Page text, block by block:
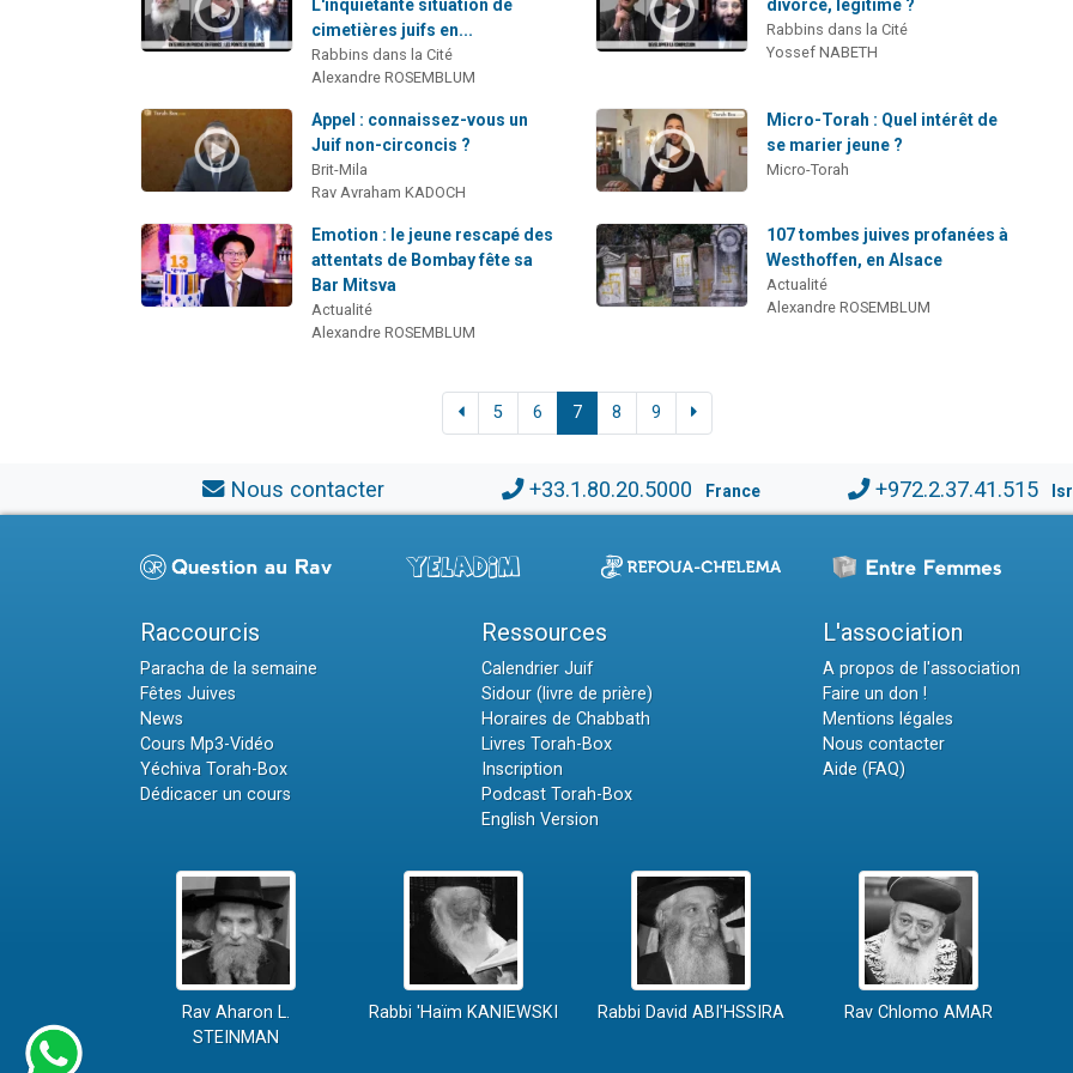
L'inquiétante situation de
cimetières juifs en...
Rabbins dans la Cité
Alexandre ROSEMBLUM
divorce, légitime ?
Rabbins dans la Cité
Yossef NABETH
Appel : connaissez-vous un
Juif non-circoncis ?
Brit-Mila
Rav Avraham KADOCH
Micro-Torah : Quel intérêt de
se marier jeune ?
Micro-Torah
Emotion : le jeune rescapé des
attentats de Bombay fête sa
Bar Mitsva
Actualité
Alexandre ROSEMBLUM
107 tombes juives profanées à
Westhoffen, en Alsace
Actualité
Alexandre ROSEMBLUM
5 6 7 8 9
Nous contacter +33.1.80.20.5000 France +972.2.37.41.515
Raccourcis
Paracha de la semaine
Fêtes Juives
News
Cours Mp3-Vidéo
Yéchiva Torah-Box
Dédicacer un cours
Ressources
Calendrier Juif
Sidour (livre de prière)
Horaires de Chabbath
Livres Torah-Box
Inscription
Podcast Torah-Box
English Version
L'association
A propos de l'association
Faire un don !
Mentions légales
Nous contacter
Aide (FAQ)
Rav Aharon L.
STEINMAN
Rabbi 'Haïm KANIEWSKI Rabbi David ABI'HSSIRA Rav Chlomo AMAR